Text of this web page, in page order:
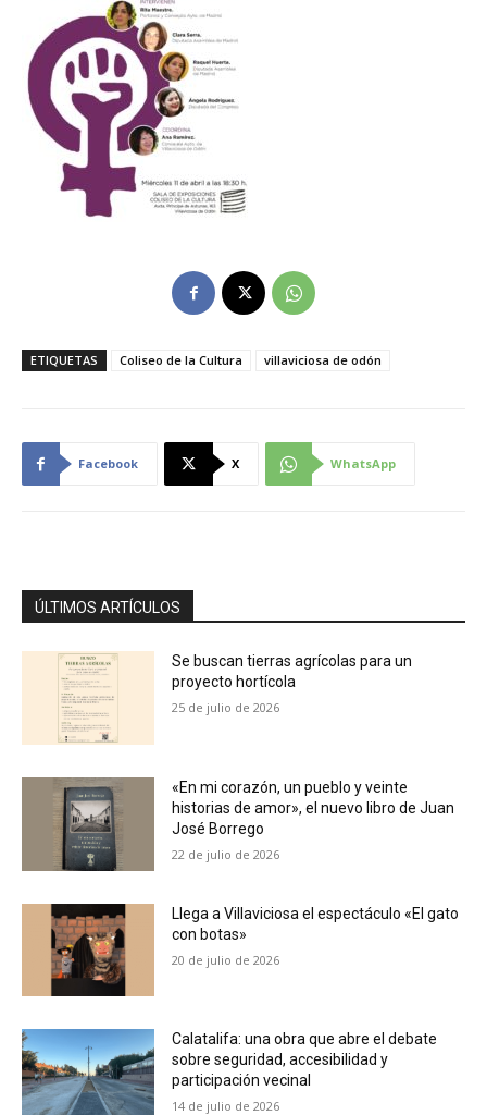
ETIQUETAS Coliseo de la Cultura villaviciosa de odón
Facebook X WhatsApp
ÚLTIMOS ARTÍCULOS
Se buscan tierras agrícolas para un
proyecto hortícola
25 de julio de 2026
«En mi corazón, un pueblo y veinte
historias de amor», el nuevo libro de Juan
José Borrego
22 de julio de 2026
Llega a Villaviciosa el espectáculo «El gato
con botas»
20 de julio de 2026
Calatalifa: una obra que abre el debate
sobre seguridad, accesibilidad y
participación vecinal
14 de julio de 2026